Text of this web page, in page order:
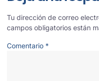
Tu dirección de correo
campos obligatorios están
Comentario *